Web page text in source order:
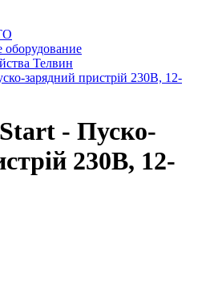
оборудование
Телвин
зарядний пристрій 230В, 12-
- Пуско-
230В, 12-